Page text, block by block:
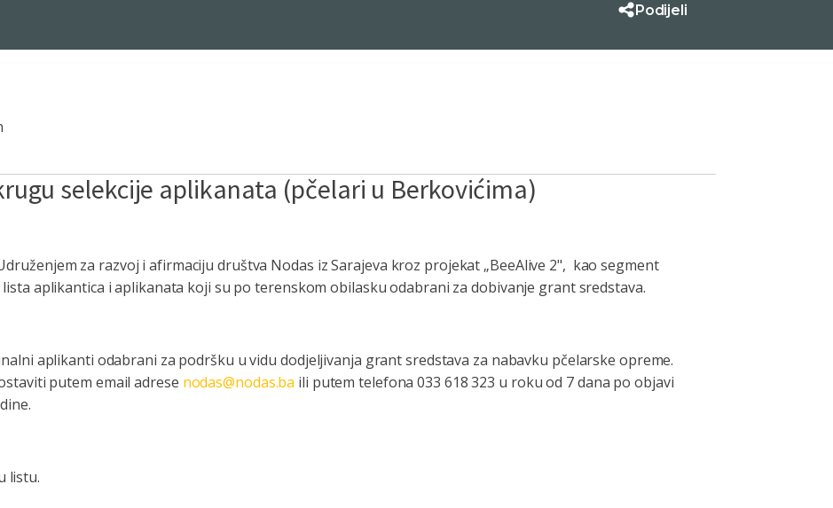
Podijeli
selekcije aplikanata (pčelari u Berkovićima)
za razvoj i afirmaciju društva Nodas iz Sarajeva kroz projekat „BeeAlive 2", kao segment
aplikantica i aplikanata koji su po terenskom obilasku odabrani za dobivanje grant sredstava.
aplikanti odabrani za podršku u vidu dodjeljivanja grant sredstava za nabavku pčelarske opreme.
putem email adrese nodas@nodas.ba ili putem telefona 033 618 323 u roku od 7 dana po objavi
listu.